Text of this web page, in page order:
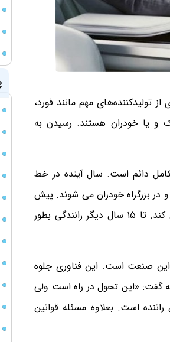
تولیدکننده‌های مهم مانند فورد،
و یا خودران هستند. رسیدن به
دائم است. سال آینده در خط
ثانیه فرمان آن را رها کرد و در بزرگراه خودران می شوند. پیش
بینی می شود هر پنج یا ده سال راننده کنترل بیشتری را به خودرو واگذار می کند. تا ۱۵ سال دیگر رانندگی بطور
صنعت است. این فناوری جلوه
گفت: «این تحول در راه است ولی
است. بعلاوه مسئله قوانین